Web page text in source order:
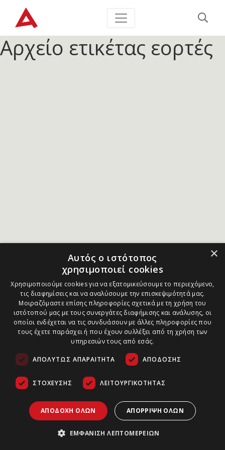
Αρχείο ετικέτας εορτές
×
Αυτός ο ιστότοπος
χρησιμοποιεί cookies
Χρησιμοποιούμε cookies για να εξατομικεύσουμε το περιεχόμενο,
τις διαφημίσεις και να αναλύσουμε την επισκεψιμότητά μας.
Μοιραζόμαστε επίσης πληροφορίες σχετικά με τη χρήση του
ιστότοπού μας με τους συνεργάτες διαφήμισης και ανάλυσης, οι
οποίοι ενδέχεται να τις συνδυάσουν με άλλες πληροφορίες που
τους έχετε παράσχει ή που έχουν συλλέξει από τη χρήση των
υπηρεσιών τους από εσάς.
ΑΠΟΛΎΤΩΣ ΑΠΑΡΑΊΤΗΤΑ ΑΠΌΔΟΣΗΣ
ΣΤΌΧΕΥΣΗΣ ΛΕΙΤΟΥΡΓΙΚΌΤΗΤΑΣ
ΑΠΟΔΟΧΉ ΌΛΩΝ ΑΠΌΡΡΙΨΗ ΌΛΩΝ
ΕΜΦΆΝΙΣΗ ΛΕΠΤΟΜΕΡΕΙΏΝ